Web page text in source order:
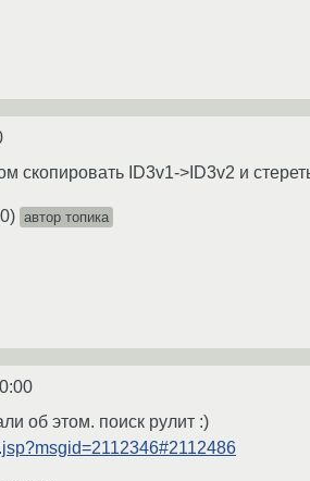
скопировать ID3v1->ID3v2 и
) автор топика
об этом. поиск рулит :)